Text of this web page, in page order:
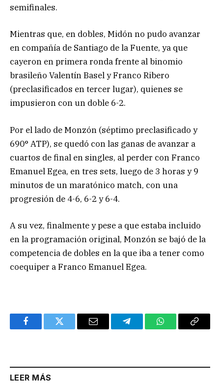
semifinales.
Mientras que, en dobles, Midón no pudo avanzar
en compañía de Santiago de la Fuente, ya que
cayeron en primera ronda frente al binomio
brasileño Valentín Basel y Franco Ribero
(preclasificados en tercer lugar), quienes se
impusieron con un doble 6-2.
Por el lado de Monzón (séptimo preclasificado y
690° ATP), se quedó con las ganas de avanzar a
cuartos de final en singles, al perder con Franco
Emanuel Egea, en tres sets, luego de 3 horas y 9
minutos de un maratónico match, con una
progresión de 4-6, 6-2 y 6-4.
A su vez, finalmente y pese a que estaba incluido
en la programación original, Monzón se bajó de la
competencia de dobles en la que iba a tener como
coequiper a Franco Emanuel Egea.
FacebookTwitter Email TelegramWhatsAppCopy
LEER MÁS